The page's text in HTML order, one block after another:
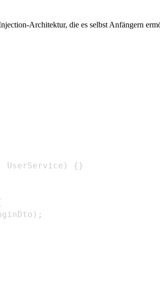
Architektur, die es selbst Anfängern
UserService ) { }
) ;